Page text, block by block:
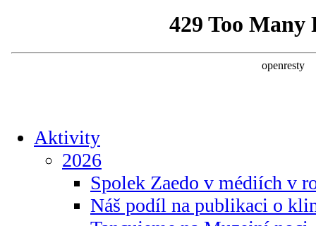
Aktivity
2026
Spolek Zaedo v médiích v
Náš podíl na publikaci o